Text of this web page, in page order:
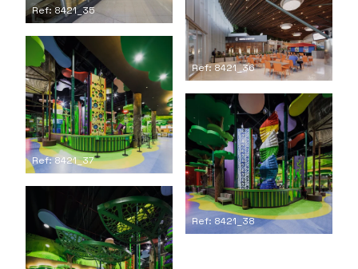
Ref: 8421_35
Ref: 8421_36
Ref: 8421_37
Ref: 8421_38